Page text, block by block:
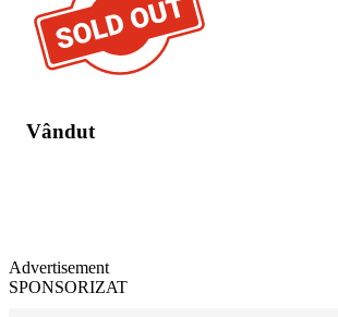
Vândut
Advertisement
SPONSORIZAT